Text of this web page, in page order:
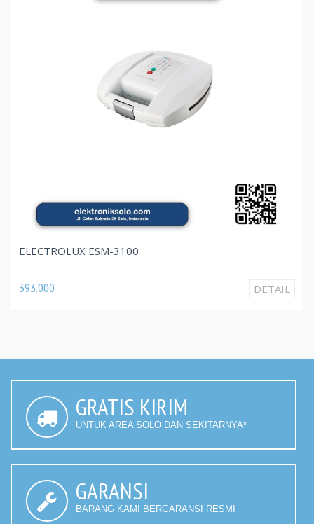
ELECTROLUX ESM-3100
393.000 DETAIL
GRATIS KIRIM
UNTUK AREA SOLO DAN SEKITARNYA*
GARANSI
BARANG KAMI BERGARANSI RESMI